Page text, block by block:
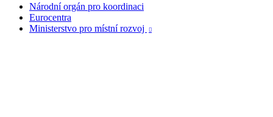
Národní orgán pro koordinaci
Eurocentra
Ministerstvo pro místní rozvoj
